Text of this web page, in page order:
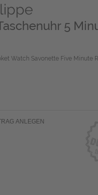
5
Watch Savonette Five Minute
ANLEGEN